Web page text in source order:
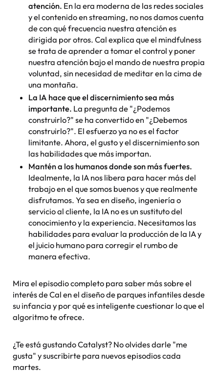
atención. En la era moderna de las redes sociales
y el contenido en streaming, no nos damos cuenta
de con qué frecuencia nuestra atención es
dirigida por otros. Cal explica que el mindfulness
se trata de aprender a tomar el control y poner
nuestra atención bajo el mando de nuestra propia
voluntad, sin necesidad de meditar en la cima de
una montaña.
La IA hace que el discernimiento sea más
importante. La pregunta de "¿Podemos
construirlo?" se ha convertido en "¿Debemos
construirlo?". El esfuerzo ya no es el factor
limitante. Ahora, el gusto y el discernimiento son
las habilidades que más importan.
Mantén a los humanos donde son más fuertes.
Idealmente, la IA nos libera para hacer más del
trabajo en el que somos buenos y que realmente
disfrutamos. Ya sea en diseño, ingeniería o
servicio al cliente, la IA no es un sustituto del
conocimiento y la experiencia. Necesitamos las
habilidades para evaluar la producción de la IA y
el juicio humano para corregir el rumbo de
manera efectiva.
Mira el episodio completo para saber más sobre el
interés de Cal en el diseño de parques infantiles desde
su infancia y por qué es inteligente cuestionar lo que el
algoritmo te ofrece.
¿Te está gustando Catalyst? No olvides darle "me
gusta" y suscribirte para nuevos episodios cada
martes.